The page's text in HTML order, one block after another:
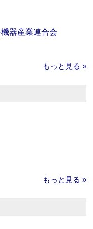
器産業連合会
もっと見る »
もっと見る »